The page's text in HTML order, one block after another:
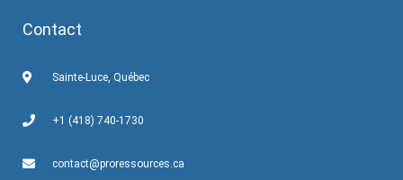
Contact
Sainte-Luce, Québec
+1 (418) 740-1730
contact@proressources.ca